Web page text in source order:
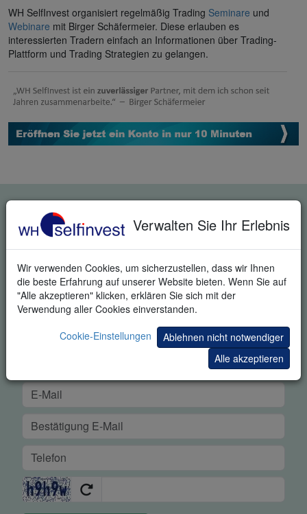
WH SelfInvest organisiert regelmäßig Trading Seminare und
Webinare mit Birger Schäfermeier. Diese erlauben es
interessierten Tradern einfach an Informationen über Trading-
Plattform und Trading Strategien zu gelangen.
Verwalten Sie Ihr Erlebnis
Wir verwenden Cookies, um sicherzustellen, dass wir Ihnen
die beste Erfahrung auf unserer Website bieten. Wenn Sie auf
"Alle akzeptieren" klicken, erklären Sie sich mit der
Verwendung aller Cookies einverstanden.
Cookie-Einstellungen
Ablehnen nicht notwendiger
Alle akzeptieren
KOSTENLOSE REAL-TIME
TRADING DEMO